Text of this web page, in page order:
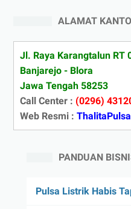
ALAMAT
Jl. Raya Karangtalun RT
Banjarejo - Blora
Jawa Tengah 58253
Call Center : (0296)
Web Resmi :
PANDUAN
Pulsa Listrik Habis